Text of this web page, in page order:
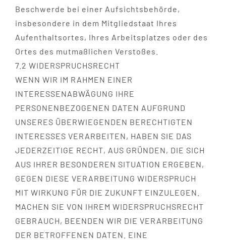
Beschwerde bei einer Aufsichtsbehörde,
insbesondere in dem Mitgliedstaat Ihres
Aufenthaltsortes, Ihres Arbeitsplatzes oder des
Ortes des mutmaßlichen Verstoßes.
7.2 WIDERSPRUCHSRECHT
WENN WIR IM RAHMEN EINER
INTERESSENABWÄGUNG IHRE
PERSONENBEZOGENEN DATEN AUFGRUND
UNSERES ÜBERWIEGENDEN BERECHTIGTEN
INTERESSES VERARBEITEN, HABEN SIE DAS
JEDERZEITIGE RECHT, AUS GRÜNDEN, DIE SICH
AUS IHRER BESONDEREN SITUATION ERGEBEN,
GEGEN DIESE VERARBEITUNG WIDERSPRUCH
MIT WIRKUNG FÜR DIE ZUKUNFT EINZULEGEN.
MACHEN SIE VON IHREM WIDERSPRUCHSRECHT
GEBRAUCH, BEENDEN WIR DIE VERARBEITUNG
DER BETROFFENEN DATEN. EINE